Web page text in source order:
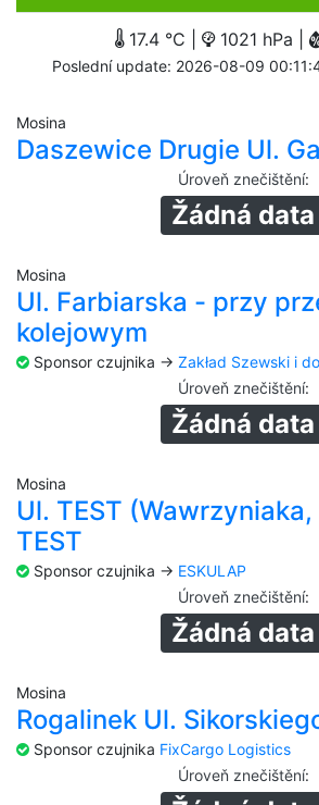
17.4 °C | 1021 hPa |
Poslední update: 2026-08-09
Mosina
Daszewice Drugie Ul.
Úroveň znečištění:
Žádná data
Mosina
Ul. Farbiarska - przy
kolejowym
Sponsor czujnika -> Zakład Szewski i
Úroveň znečištění:
Žádná data
Mosina
Ul. TEST
TEST
Sponsor czujnika -> ESKULAP
Úroveň znečištění:
Žádná data
Mosina
Rogalinek Ul.
Sponsor czujnika FixCargo Logistics
Úroveň znečištění: